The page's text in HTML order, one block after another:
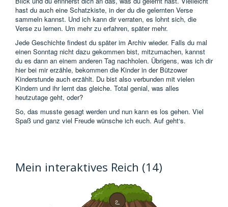
hast du auch eine Schatzkiste, in der du die gelernten Verse
sammeln kannst. Und ich kann dir verraten, es lohnt sich, die
Verse zu lernen. Um mehr zu erfahren, später mehr.
Jede Geschichte findest du später im Archiv wieder. Falls du mal
einen Sonntag nicht dazu gekommen bist, mitzumachen, kannst
du es dann an einem anderen Tag nachholen. Übrigens, was ich dir
hier bei mir erzähle, bekommen die Kinder in der Bützower
Kinderstunde auch erzählt. Du bist also verbunden mit vielen
Kindern und ihr lernt das gleiche. Total genial, was alles
heutzutage geht, oder?
So, das musste gesagt werden und nun kann es los gehen. Viel
Spaß und ganz viel Freude wünsche ich euch. Auf geht‘s.
Mein interaktives Reich (14)
ఽ